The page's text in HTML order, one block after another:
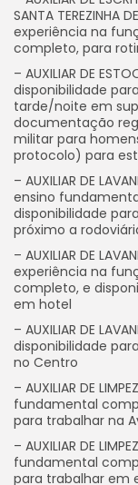
SANTA TEREZINHA
experiência na
completo, para
– AUXILIAR DE
disponibilidade
tarde/noite em
documentação
militar para
protocolo) para
– AUXILIAR DE
ensino
disponibilidade
próximo a
– AUXILIAR DE
experiência na
completo, e
em hotel
– AUXILIAR DE
disponibilidade
no Centro
– AUXILIAR DE
fundamental
para trabalhar na
– AUXILIAR DE
fundamental
para trabalhar em